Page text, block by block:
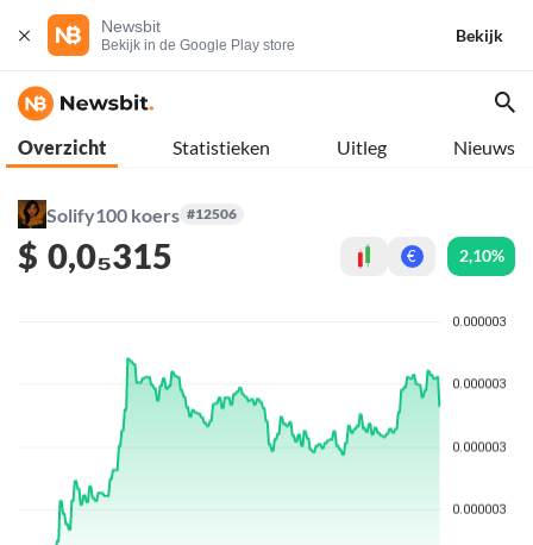
Newsbit
Bekijk in de Google Play store
Bekijk
Overzicht Statistieken Uitleg Nieuws
Solify100 koers #12506
$ 0,0₅315 € 2,10%